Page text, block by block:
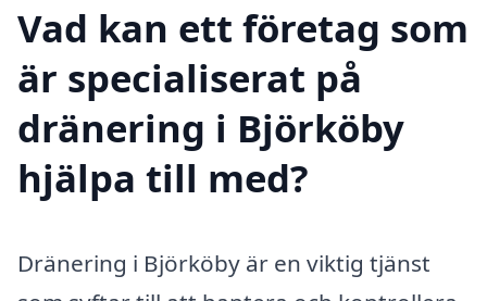
Vad kan ett företag som
är specialiserat på
dränering i Björköby
hjälpa till med?
Dränering i Björköby är en viktig tjänst